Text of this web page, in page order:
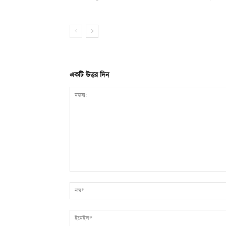
একটি উত্তর দিন
মন্তব্য: